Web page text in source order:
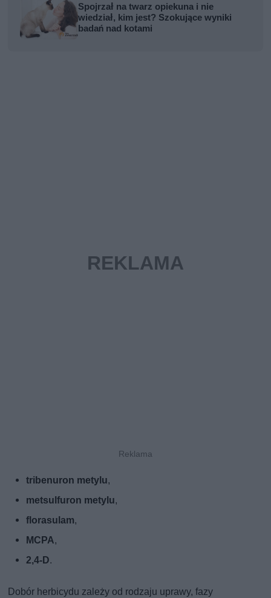
Spojrzał na twarz opiekuna i nie
wiedział, kim jest? Szokujące wyniki
badań nad kotami
tribenuron metylu,
metsulfuron metylu,
florasulam,
MCPA,
2,4-D.
Dobór herbicydu zależy od rodzaju uprawy, fazy